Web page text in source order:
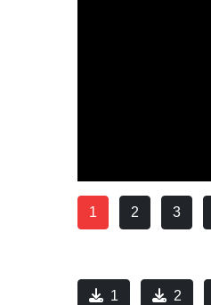
1 2 3
1 2